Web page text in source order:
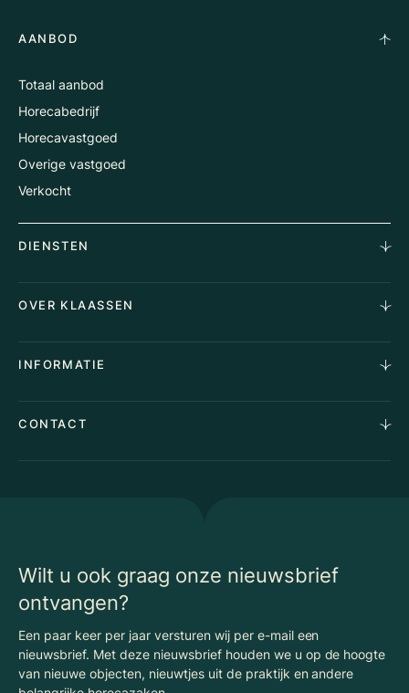
AANBOD
Totaal aanbod
Horecabedrijf
Horecavastgoed
Overige vastgoed
Verkocht
DIENSTEN
Aankoopopdracht
Stille verkoop
Taxaties
Advies
OVER KLAASSEN
Waarom Klaassen
Vacatures
Algemene voorwaarden
INFORMATIE
Vergunningen
CONTACT
Wilt u ook graag onze nieuwsbrief
ontvangen?
Een paar keer per jaar versturen wij per e-mail een
nieuwsbrief. Met deze nieuwsbrief houden we u op de hoogte
van nieuwe objecten, nieuwtjes uit de praktijk en andere